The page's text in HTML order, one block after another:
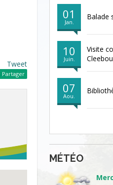
Tweet
Partager
01
Jan.
Balade
10
Juin.
Visite
07
Aou.
MÉTÉO